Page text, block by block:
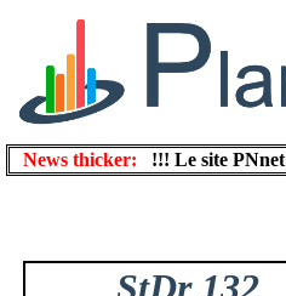
News thicker: !!! Le site